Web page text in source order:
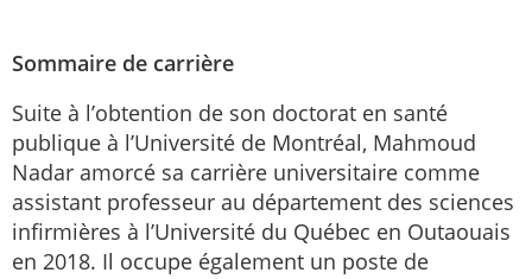
Sommaire de carrière
Suite à l’obtention de son doctorat en santé
publique à l’Université de Montréal, Mahmoud
Nadar amorcé sa carrière universitaire comme
assistant professeur au département des sciences
infirmières à l’Université du Québec en Outaouais
en 2018. Il occupe également un poste de